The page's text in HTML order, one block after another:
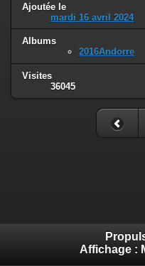
Ajoutée le
mardi 16 avril 2024
Albums
2016Andorre
Visites
36045
Affichage :